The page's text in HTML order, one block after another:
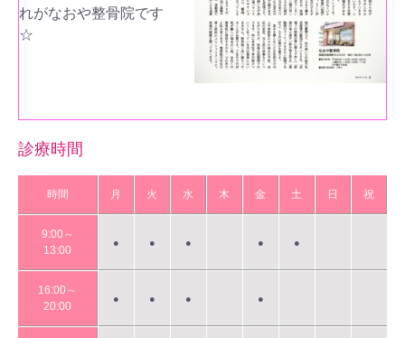
れがなおや整骨院です
☆
診療時間
時間 月 火 水 木 金 土 日 祝
9:00～
13:00
● ● ● ● ●
16:00～
20:00
● ● ● ●